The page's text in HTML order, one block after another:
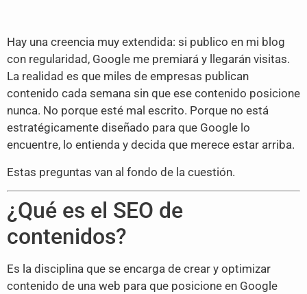
Hay una creencia muy extendida: si publico en mi blog
con regularidad, Google me premiará y llegarán visitas.
La realidad es que miles de empresas publican
contenido cada semana sin que ese contenido posicione
nunca. No porque esté mal escrito. Porque no está
estratégicamente diseñado para que Google lo
encuentre, lo entienda y decida que merece estar arriba.
Estas preguntas van al fondo de la cuestión.
¿Qué es el SEO de
contenidos?
Es la disciplina que se encarga de crear y optimizar
contenido de una web para que posicione en Google